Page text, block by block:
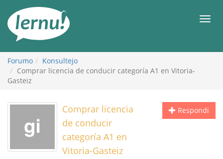
enhavo
Forumo
Konsultejo
Comprar licencia de conducir categoría A1 en Vitoria-
Gasteiz
Respondi
Comprar licencia
de conducir
categoría A1 en
Vitoria-Gasteiz